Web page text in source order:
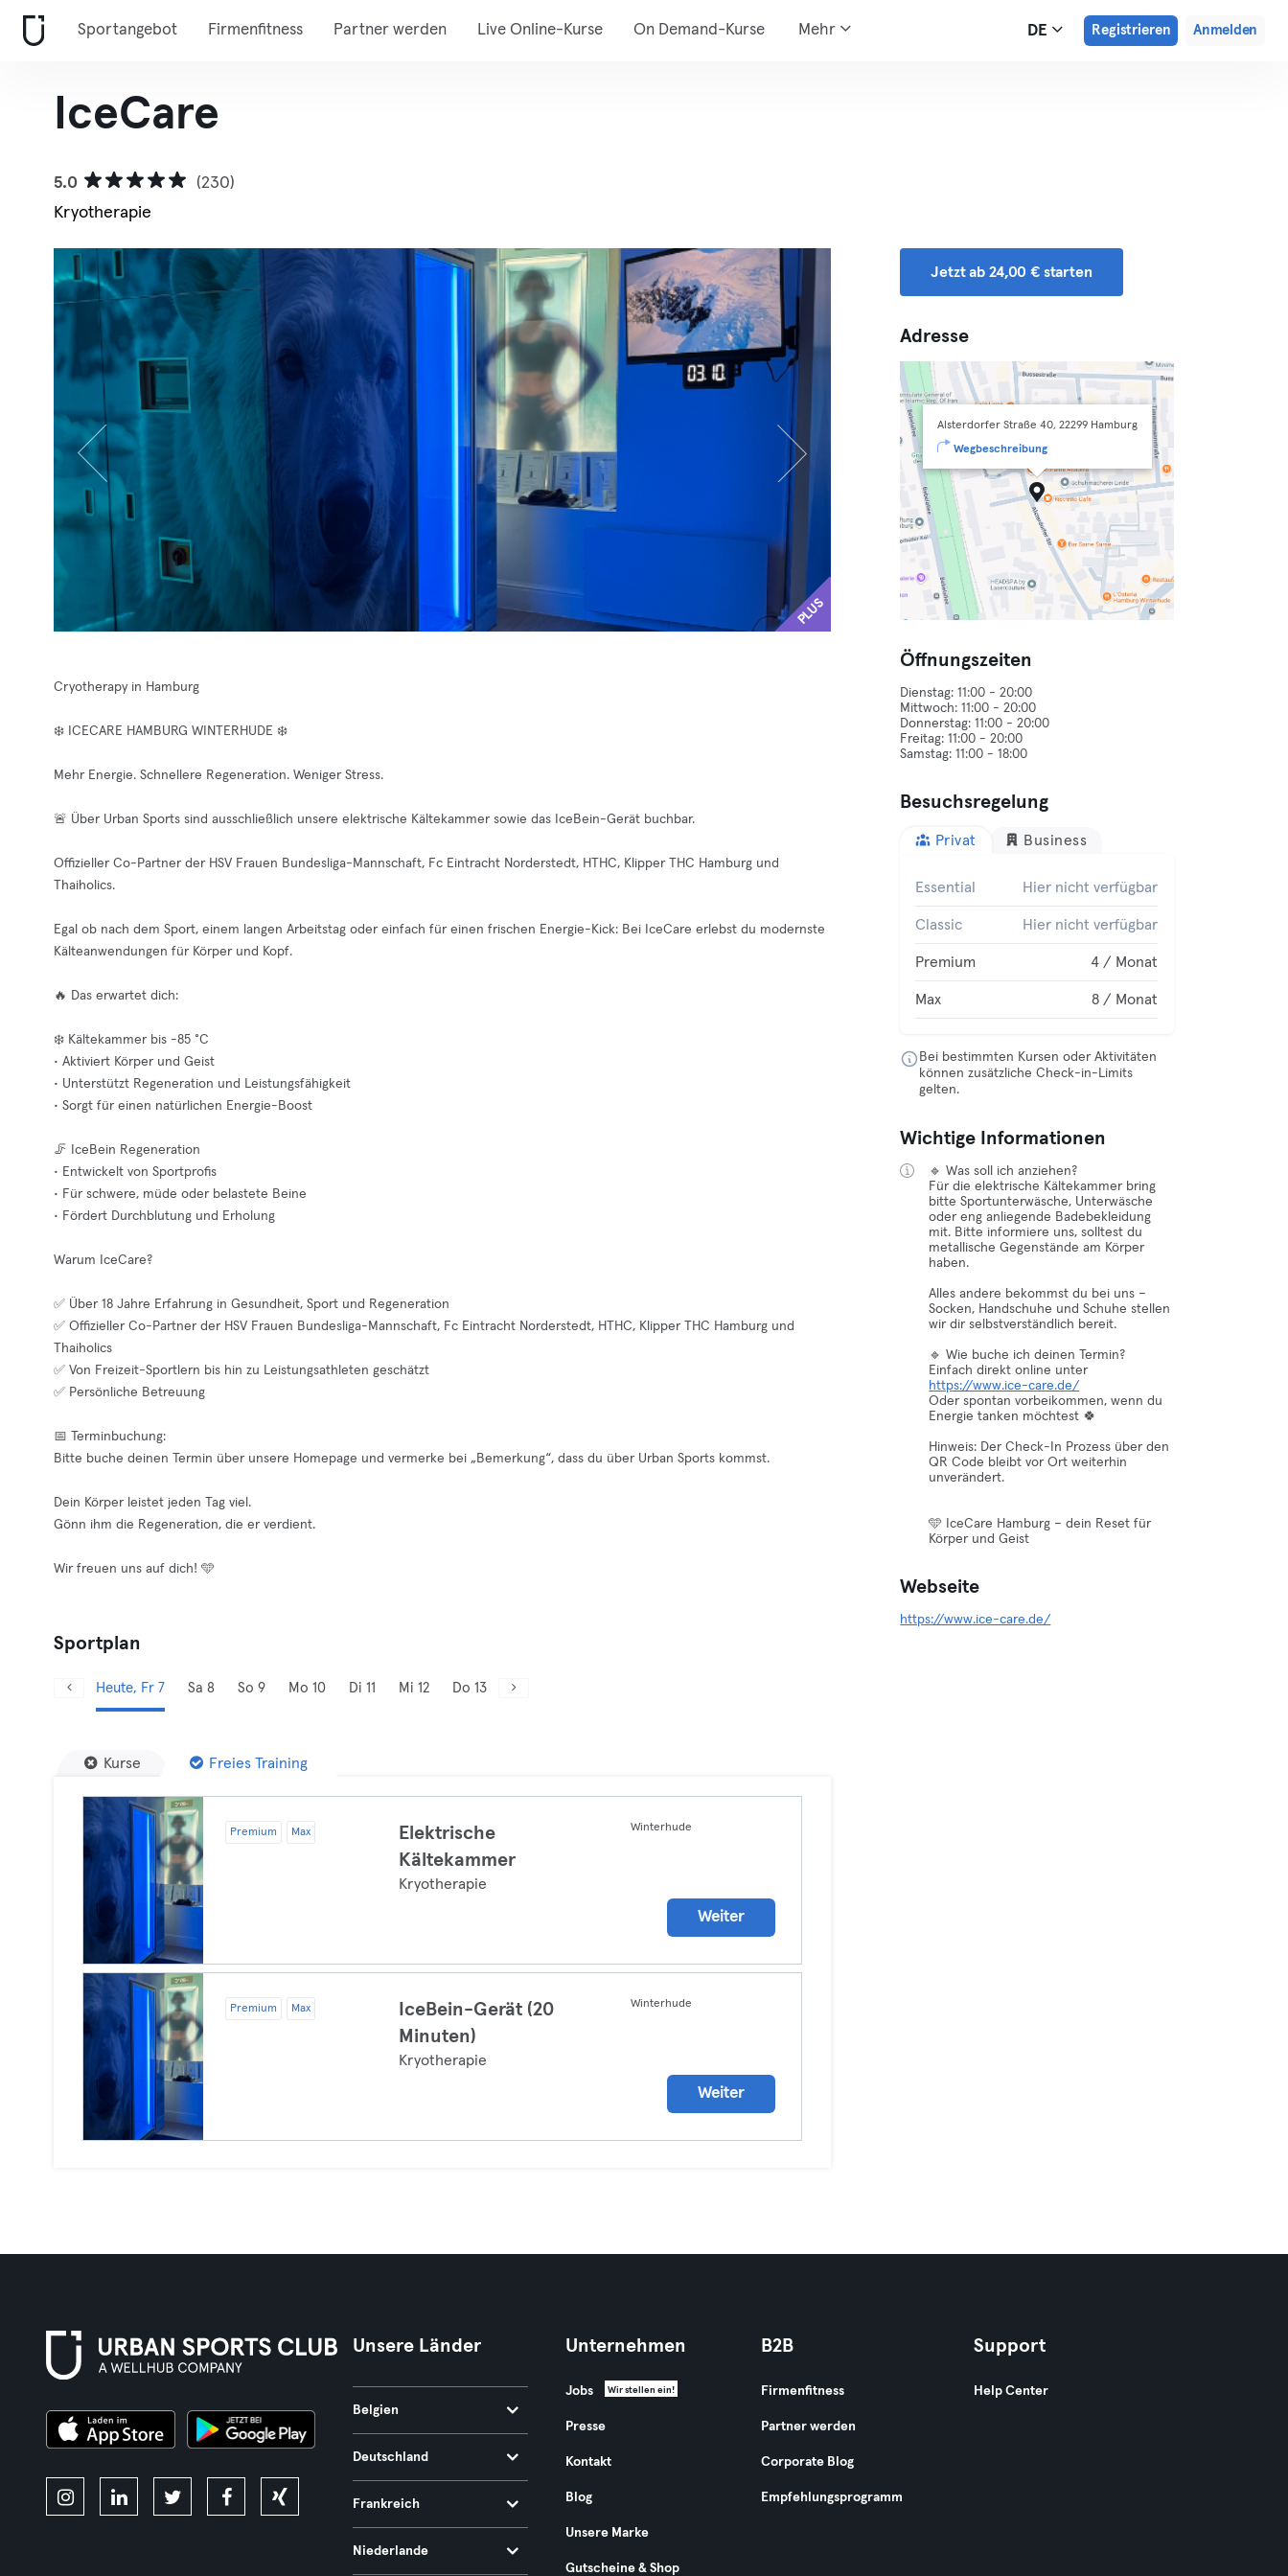
Sportangebot Firmenfitness Partner werden Live Online-Kurse On Demand-Kurse Mehr DE Registrieren Anmelden
IceCare
5.0
(230)
Kryotherapie
PLUS
Cryotherapy in Hamburg
❄️ ICECARE HAMBURG WINTERHUDE ❄️
Mehr Energie. Schnellere Regeneration. Weniger Stress.
🚨 Über Urban Sports sind ausschließlich unsere elektrische Kältekammer sowie das IceBein-Gerät buchbar.
Offizieller Co-Partner der HSV Frauen Bundesliga-Mannschaft, Fc Eintracht Norderstedt, HTHC, Klipper THC Hamburg und
Thaiholics.
Egal ob nach dem Sport, einem langen Arbeitstag oder einfach für einen frischen Energie-Kick: Bei IceCare erlebst du modernste
Kälteanwendungen für Körper und Kopf.
🔥 Das erwartet dich:
❄️ Kältekammer bis -85 °C
• Aktiviert Körper und Geist
• Unterstützt Regeneration und Leistungsfähigkeit
• Sorgt für einen natürlichen Energie-Boost
🦵 IceBein Regeneration
• Entwickelt von Sportprofis
• Für schwere, müde oder belastete Beine
• Fördert Durchblutung und Erholung
Warum IceCare?
✅ Über 18 Jahre Erfahrung in Gesundheit, Sport und Regeneration
✅ Offizieller Co-Partner der HSV Frauen Bundesliga-Mannschaft, Fc Eintracht Norderstedt, HTHC, Klipper THC Hamburg und
Thaiholics
✅ Von Freizeit-Sportlern bis hin zu Leistungsathleten geschätzt
✅ Persönliche Betreuung
📅 Terminbuchung:
Bitte buche deinen Termin über unsere Homepage und vermerke bei „Bemerkung“, dass du über Urban Sports kommst.
Dein Körper leistet jeden Tag viel.
Gönn ihm die Regeneration, die er verdient.
Wir freuen uns auf dich! 🩵
Sportplan
Heute, Fr 7 Sa 8 So 9 Mo 10 Di 11 Mi 12 Do 13
Kurse Freies Training
Premium Max
Elektrische
Kältekammer
Kryotherapie
Winterhude
Weiter
Premium Max
IceBein-Gerät (20
Minuten)
Kryotherapie
Winterhude
Weiter
Jetzt ab 24,00 € starten
Adresse
Alsterdorfer Straße 40, 22299 Hamburg
Wegbeschreibung
Öffnungszeiten
Dienstag: 11:00 - 20:00
Mittwoch: 11:00 - 20:00
Donnerstag: 11:00 - 20:00
Freitag: 11:00 - 20:00
Besuchsregelung
Privat Business
Essential Hier nicht verfügbar
Classic Hier nicht verfügbar
Premium 4 / Monat
Max 8 / Monat
Bei bestimmten Kursen oder Aktivitäten
können zusätzliche Check-in-Limits
gelten.
Wichtige Informationen
🔹 Was soll ich anziehen?
Für die elektrische Kältekammer bring
bitte Sportunterwäsche, Unterwäsche
oder eng anliegende Badebekleidung
mit. Bitte informiere uns, solltest du
metallische Gegenstände am Körper
haben.
Alles andere bekommst du bei uns –
Socken, Handschuhe und Schuhe stellen
wir dir selbstverständlich bereit.
🔹 Wie buche ich deinen Termin?
Einfach direkt online unter
https://www.ice-care.de/
Oder spontan vorbeikommen, wenn du
Energie tanken möchtest 🍀
Hinweis: Der Check-In Prozess über den
QR Code bleibt vor Ort weiterhin
unverändert.
🩵 IceCare Hamburg – dein Reset für
Körper und Geist
Webseite
https://www.ice-care.de/
Unsere Länder
Belgien
Deutschland
Frankreich
Niederlande
Unternehmen
Jobs Wir stellen ein!
Presse
Kontakt
Blog
Unsere Marke
Gutscheine & Shop
B2B
Firmenfitness
Partner werden
Corporate Blog
Empfehlungsprogramm
Support
Help Center